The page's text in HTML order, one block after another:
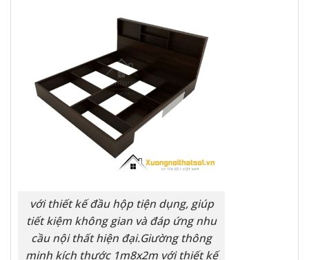
với thiết kế đầu hộp tiện dụng, giúp
tiết kiệm không gian và đáp ứng nhu
cầu nội thất hiện đại.Giường thông
minh kích thước 1m8x2m với thiết kế